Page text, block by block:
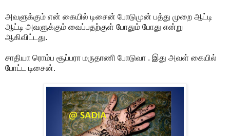
அவளுக்கும் என் கையில் டிசைன் போடுமுன் பத்து முறை ஆட்டி
ஆட்டி அவளுக்கும் வைப்பதற்குள் போதும் போது என்று
ஆகிவிட்டது.
சாதியா ரொம்ப சூப்பரா மருதாணி போடுவா . இது அவள் கையில்
போட்ட டிசைன்.